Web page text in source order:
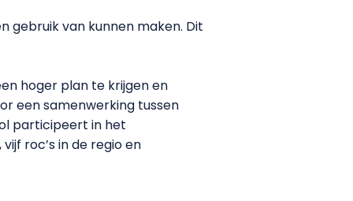
gebruik van kunnen maken. Dit
hoger plan te krijgen en
een samenwerking tussen
participeert in het
roc’s in de regio en